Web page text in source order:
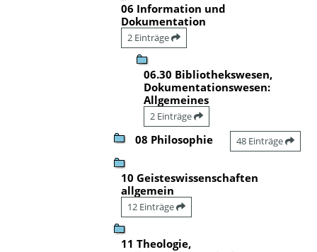
06 Information und
Dokumentation
2 Einträge
06.30 Bibliothekswesen,
Dokumentationswesen:
Allgemeines
2 Einträge
08 Philosophie 48 Einträge
10 Geisteswissenschaften
allgemein
12 Einträge
11 Theologie,